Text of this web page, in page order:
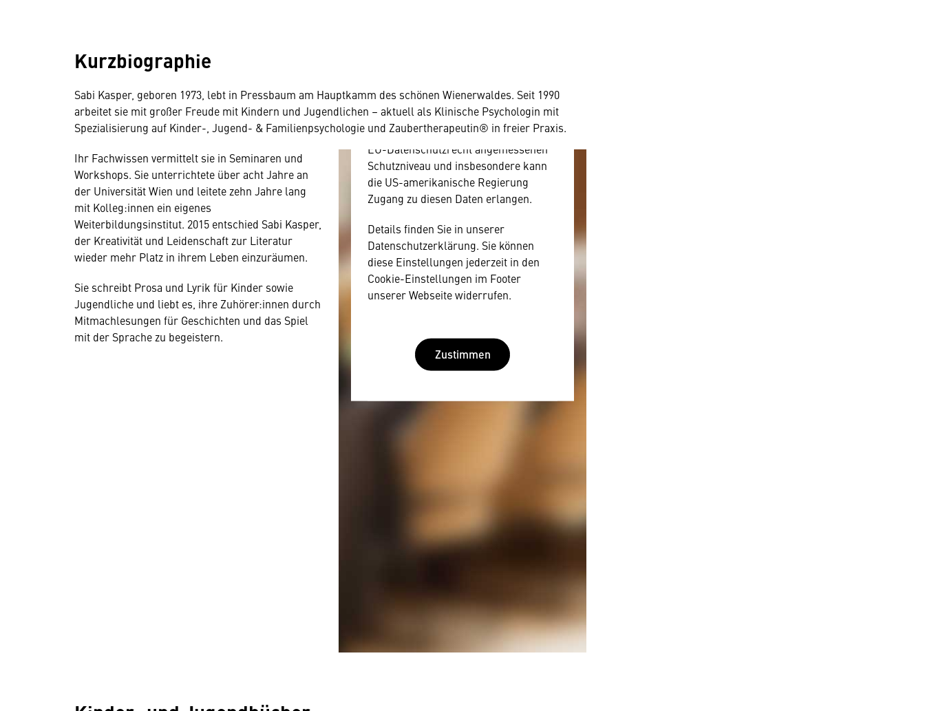
Kurzbiographie
Sabi Kasper, geboren 1973, lebt in Pressbaum am Hauptkamm des schönen Wienerwaldes. Seit 1990
arbeitet sie mit großer Freude mit Kindern und Jugendlichen – aktuell als Klinische Psychologin mit
Spezialisierung auf Kinder-, Jugend- & Familienpsychologie und Zaubertherapeutin® in freier Praxis.
Ihr Fachwissen vermittelt sie in Seminaren und
Workshops. Sie unterrichtete über acht Jahre an
der Universität Wien und leitete zehn Jahre lang
mit Kolleg:innen ein eigenes
Weiterbildungsinstitut. 2015 entschied Sabi Kasper,
der Kreativität und Leidenschaft zur Literatur
wieder mehr Platz in ihrem Leben einzuräumen.
Sie schreibt Prosa und Lyrik für Kinder sowie
Jugendliche und liebt es, ihre Zuhörer:innen durch
Mitmachlesungen für Geschichten und das Spiel
mit der Sprache zu begeistern.
mitunter mit US-amerikanischen
Anbietern austauscht.
Diese Daten unterliegen keinem dem
EU-Datenschutzrecht angemessenen
Schutzniveau und insbesondere kann
die US-amerikanische Regierung
Zugang zu diesen Daten erlangen.
Details finden Sie in unserer
Datenschutzerklärung. Sie können
diese Einstellungen jederzeit in den
Cookie-Einstellungen im Footer
unserer Webseite widerrufen.
Zustimmen